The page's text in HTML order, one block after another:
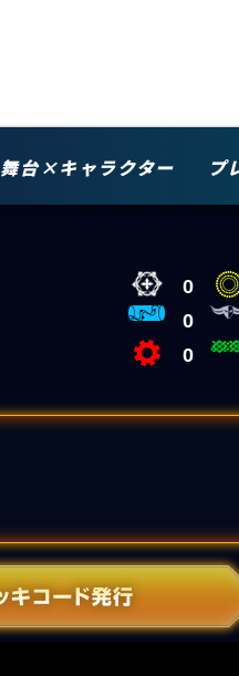
舞台×キャラクター プ
0
0
0